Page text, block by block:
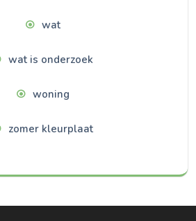
wat
wat is onderzoek
woning
zomer kleurplaat